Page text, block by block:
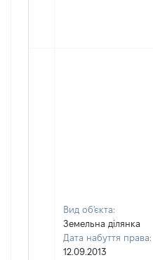
Вид об'єкта:
Земельна ділянка
Дата набуття права:
12.09.2013